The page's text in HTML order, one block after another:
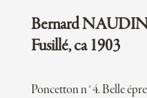
Bernard NAUDIN
Fusillé, ca 1903
Poncetton n°4. Belle